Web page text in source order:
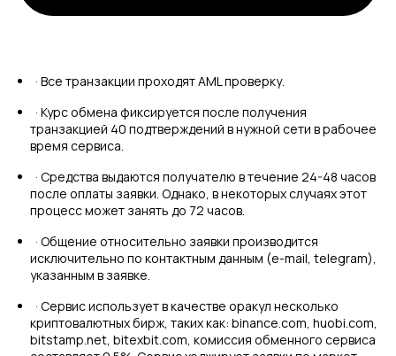
· Все транзакции проходят AML проверку.
· Курс обмена фиксируется после получения
транзакцией 40 подтверждений в нужной сети в рабочее
время сервиса.
· Средства выдаются получателю в течение 24-48 часов
после оплаты заявки. Однако, в некоторых случаях этот
процесс может занять до 72 часов.
· Общение относительно заявки производится
исключительно по контактным данным (e-mail, telegram),
указанным в заявке.
· Сервис использует в качестве оракул несколько
криптовалютных бирж, таких как: binance.com, huobi.com,
bitstamp.net, bitexbit.com, комиссия обменного сервиса